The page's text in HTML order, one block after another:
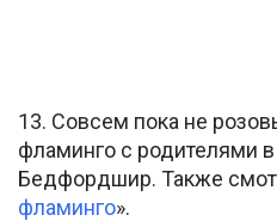
13. Совсем пока не
фламинго с родителями
Бедфордшир. Также
фламинго».